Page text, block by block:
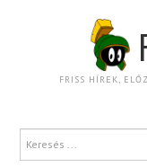
FRISS HÍREK,